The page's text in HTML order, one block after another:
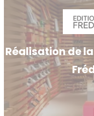
Réalisation de